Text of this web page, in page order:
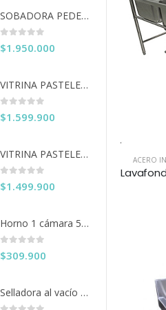
ACERO
SOBADORA PEDESTAL 60 CM COUSIÑO
0
$1.950.000
VITRINA PASTELERA ITA RECTA 150 CM
0
$1.599.900
VITRINA PASTELERA ITA CURVA 150 CM
0
$1.499.900
Horno 1 cámara 50x50 Ventus
0
$309.900
Selladora al vacío 40 cms. KDZ-400/2F